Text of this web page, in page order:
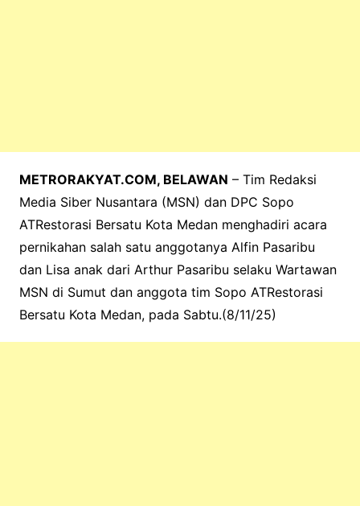
METRORAKYAT.COM, BELAWAN – Tim Redaksi
Media Siber Nusantara (MSN) dan DPC Sopo
ATRestorasi Bersatu Kota Medan menghadiri acara
pernikahan salah satu anggotanya Alfin Pasaribu
dan Lisa anak dari Arthur Pasaribu selaku Wartawan
MSN di Sumut dan anggota tim Sopo ATRestorasi
Bersatu Kota Medan, pada Sabtu.(8/11/25)